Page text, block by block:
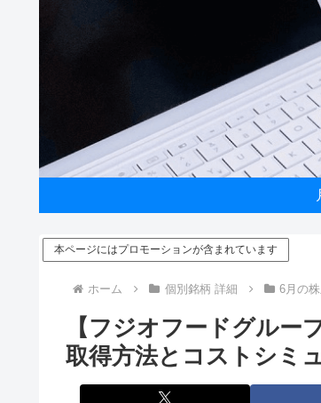
本ページにはプロモーションが含まれています
ホーム 個別銘柄 詳細 6月の
【フジオフードグルー
取得方法とコストシミ